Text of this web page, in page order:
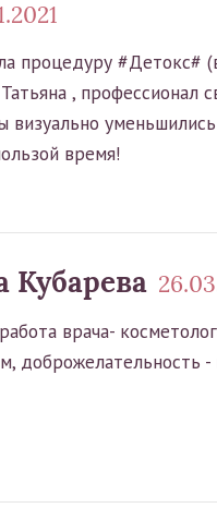
процедуру #Детокс#
, профессионал
визуально
время!
Кубарева
врача-
доброжелательность